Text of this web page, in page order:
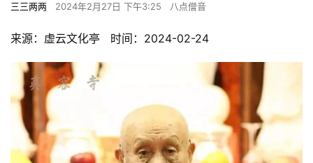
三三两两 2024年2月27日 下午3:25 八点僧音
来源：虚云文化亭   时间：2024-02-24